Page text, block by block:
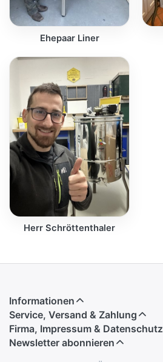
Ehepaar Liner
Herr Schröttenthaler
Informationen
Service, Versand & Zahlung
Firma, Impressum & Datenschutz
Newsletter abonnieren